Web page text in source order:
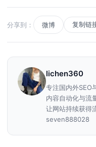
分享到： 微博 复制链
lichen360
专注国内外SEO
内容自动化与流
让网站持续获得
seven888028